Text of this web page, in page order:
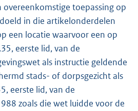
overeenkomstige toepassing op
in die artikelonderdelen
een locatie waarvoor een op
eerste lid, van de
als instructie geldende
stads- of dorpsgezicht als
eerste lid, van de
zoals die wet luidde voor de